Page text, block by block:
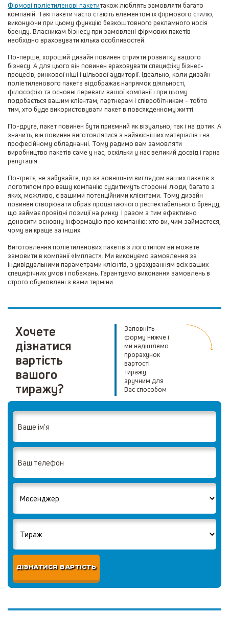
Фірмові поліетиленові пакетитакож люблять замовляти багато
компаній. Такі пакети часто стають елементом їх фірмового стилю,
виконуючи при цьому функцію безкоштовного рекламного носія
бренду. Власникам бізнесу при замовлені фірмових пакетів
необхідно враховувати кілька особливостей.
По-перше, хороший дизайн повинен сприяти розвитку вашого
бізнесу. А для цього він повинен враховувати специфіку бізнес-
процесів, ринкової ніші і цільової аудиторії. Ідеально, коли дизайн
поліетиленового пакета відображає напрямок діяльності,
філософію та основні переваги вашої компанії і при цьому
подобається вашим клієнтам, партнерам і співробітникам - тобто
тим, хто буде використовувати пакет в повсякденному житті.
По-друге, пакет повинен бути приємний як візуально, так і на дотик. А
значить, він повинен виготовлятися з найякісніших матеріалів і на
професійному обладнанні. Тому радимо вам замовляти
виробництво пакетів саме у нас, оскільки у нас великий досвід і гарна
репутація.
По-третє, не забувайте, що за зовнішнім виглядом ваших пакетів з
логотипом про вашу компанію судитимуть сторонні люди, багато з
яких, можливо, є вашими потенційними клієнтами. Тому дизайн
повинен створювати образ процвітаючого респектабельного бренду,
що займає провідні позиції на ринку. І разом з тим ефективно
доносити основну інформацію про компанію: хто ви, чим займаєтеся,
чому ви краще за інших.
Виготовлення поліетиленових пакетів з логотипом ви можете
замовити в компанії «Імпласт». Ми виконуємо замовлення за
індивідуальними параметрами клієнтів, з урахуванням всіх ваших
специфічних умов і побажань. Гарантуємо виконання замовлень в
строго обумовлені з вами терміни.
Хочете
дізнатися
вартість
вашого
тиражу?
Заповніть
форму нижче і
ми надішлемо
прорахунок
вартості
тиражу
зручним для
Вас способом
ДІЗНАТИСЯ ВАРТІСТЬ